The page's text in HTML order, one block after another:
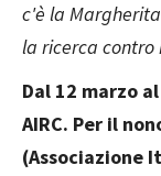
c'è la
la ricerca contro
Dal 12 marzo
AIRC. Per il
(Associazione